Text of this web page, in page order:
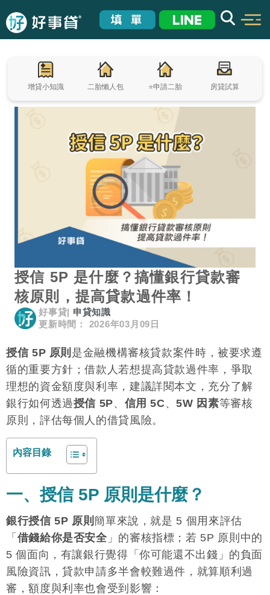
增貸小知識 二胎懶人包 ⭐申請二胎 房貸試算
授信 5P 是什麼？搞懂銀行貸款審
核原則，提高貸款過件率！
好事貸
申貸知識
更新時間： 2026年03月09日
授信 5P 原則 是金融機構審核貸款案件時，被要求遵
循的重要方針；借款人若想提高貸款過件率，爭取
理想的資金額度與利率，建議詳閱本文，充分了解
銀行如何透過授信 5P、 信用 5C、5W 因素等審核
原則，評估每個人的借貸風險。
內容目錄
一、授信 5P 原則是什麼？
銀行授信 5P 原則簡單來說，就是 5 個用來評估
「 借錢給你是否安全」的審核指標；若 5P 原則中的
5 個面向，有讓銀行覺得「你可能還不出錢」的負面
風險資訊，貸款申請多半會較難過件，就算順利過
審，額度與利率也會受到影響：